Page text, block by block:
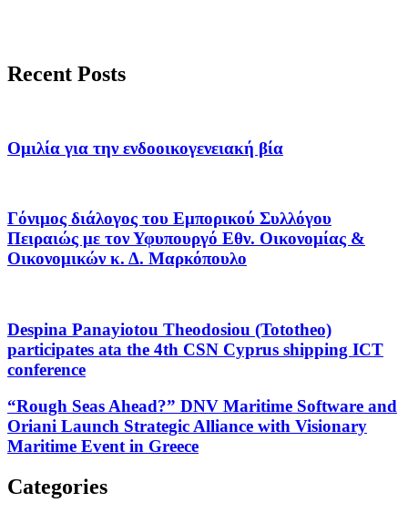
Recent Posts
Ομιλία για την ενδοοικογενειακή βία
Γόνιμος διάλογος του Εμπορικού Συλλόγου
Πειραιώς με τον Υφυπουργό Εθν. Οικονομίας &
Οικονομικών κ. Δ. Μαρκόπουλο
Despina Panayiotou Theodosiou (Tototheo)
participates ata the 4th CSN Cyprus shipping ICT
conference
“Rough Seas Ahead?” DNV Maritime Software and
Oriani Launch Strategic Alliance with Visionary
Maritime Event in Greece
Categories